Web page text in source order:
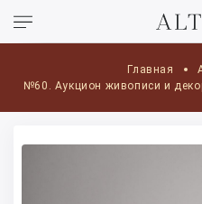
Главная
№60. Аукцион живописи и